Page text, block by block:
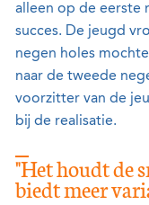
alleen op de eerste
succes. De jeugd
negen holes
naar de tweede
voorzitter van de
bij de realisatie.
"Het houdt de
biedt meer